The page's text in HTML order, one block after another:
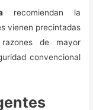
recomiendan la
vienen precintadas
de mayor
convencional